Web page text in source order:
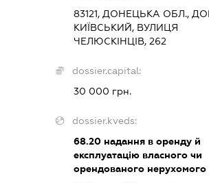
83121, ДОНЕЦЬКА ОБЛ.,
КИЇВСЬКИЙ, ВУЛИЦЯ
ЧЕЛЮСКІНЦІВ, 262
dossier.capital:
30 000 грн.
dossier.kveds:
68.20 надання в оренду й
експлуатацію власного чи
орендованого